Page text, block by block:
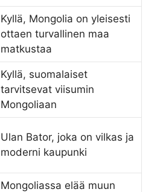
Kyllä, Mongolia on yleisesti
ottaen turvallinen maa
matkustaa
Kyllä, suomalaiset
tarvitsevat viisumin
Mongoliaan
Ulan Bator, joka on vilkas ja
moderni kaupunki
Mongoliassa elää muun